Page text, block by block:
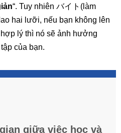
“. Tuy nhiên バイト(làm
hai lưỡi, nếu bạn không lên
lý thì nó sẽ ảnh hưởng
của bạn.
giữa việc học và